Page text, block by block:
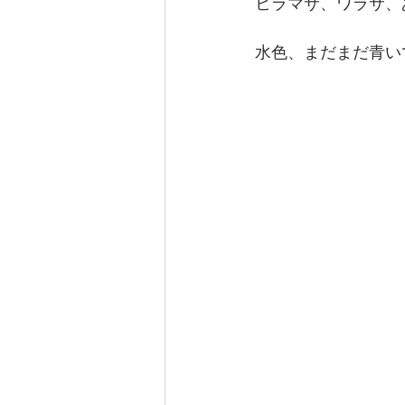
水色、まだまだ青